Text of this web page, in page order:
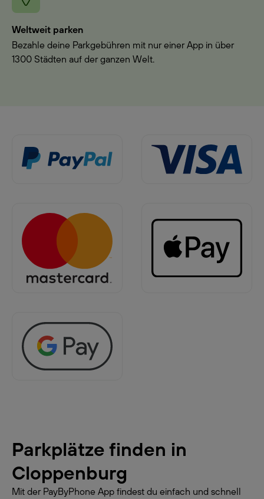
Weltweit parken
Bezahle deine Parkgebühren mit nur einer App in über
1300 Städten auf der ganzen Welt.
Parkplätze finden in
Cloppenburg
Mit der PayByPhone App findest du einfach und schnell